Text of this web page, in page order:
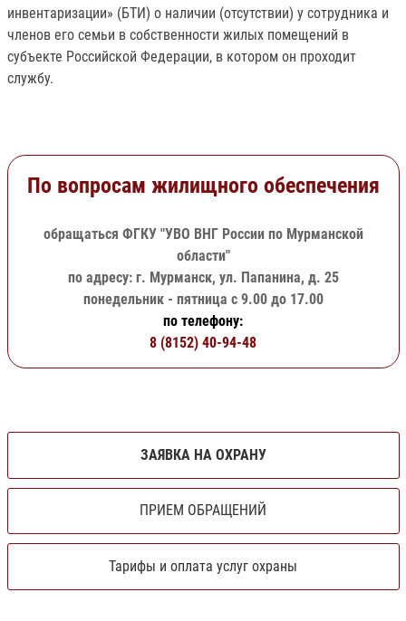
инвентаризации» (БТИ) о наличии (отсутствии) у сотрудника и
членов его семьи в собственности жилых помещений в
субъекте Российской Федерации, в котором он проходит
службу.
По вопросам жилищного обеспечения
обращаться ФГКУ "УВО ВНГ России по Мурманской
области"
по адресу: г. Мурманск, ул. Папанина, д. 25
понедельник - пятница с 9.00 до 17.00
по телефону:
8 (8152) 40-94-48
ЗАЯВКА НА ОХРАНУ
ПРИЕМ ОБРАЩЕНИЙ
Тарифы и оплата услуг охраны